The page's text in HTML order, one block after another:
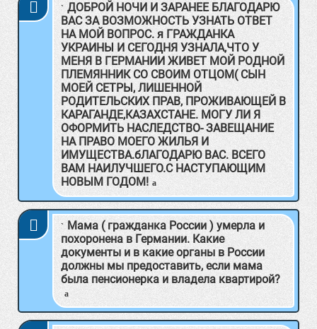
ДОБРОЙ НОЧИ И ЗАРАНЕЕ БЛАГОДАРЮ
ВАС ЗА ВОЗМОЖНОСТЬ УЗНАТЬ ОТВЕТ
НА МОЙ ВОПРОС. я ГРАЖДАНКА
УКРАИНЫ И СЕГОДНЯ УЗНАЛА,ЧТО У
МЕНЯ В ГЕРМАНИИ ЖИВЕТ МОЙ РОДНОЙ
ПЛЕМЯННИК СО СВОИМ ОТЦОМ( СЫН
МОЕЙ СЕТРЫ, ЛИШЕННОЙ
РОДИТЕЛЬСКИХ ПРАВ, ПРОЖИВАЮЩЕЙ В
КАРАГАНДЕ,КАЗАХСТАНЕ. МОГУ ЛИ Я
ОФОРМИТЬ НАСЛЕДСТВО- ЗАВЕЩАНИЕ
НА ПРАВО МОЕГО ЖИЛЬЯ И
ИМУЩЕСТВА.бЛАГОДАРЮ ВАС. ВСЕГО
ВАМ НАИЛУЧШЕГО.С НАСТУПАЮЩИМ
НОВЫМ ГОДОМ!
Мама ( гражданка России ) умерла и
похоронена в Германии. Какие
документы и в какие органы в России
должны мы предоставить, если мама
была пенсионерка и владела квартирой?